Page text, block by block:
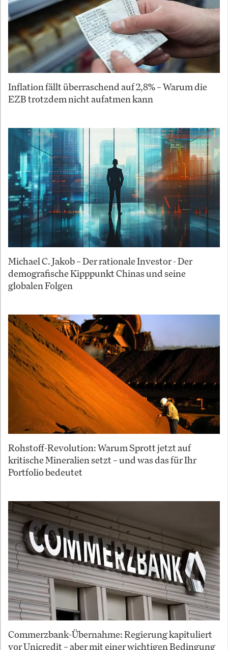
Inflation fällt überraschend auf 2,8% – Warum die
EZB trotzdem nicht aufatmen kann
Michael C. Jakob – Der rationale Investor - Der
demografische Kipppunkt Chinas und seine
globalen Folgen
Rohstoff-Revolution: Warum Sprott jetzt auf
kritische Mineralien setzt – und was das für Ihr
Portfolio bedeutet
Commerzbank-Übernahme: Regierung kapituliert
vor Unicredit – aber mit einer wichtigen Bedingung